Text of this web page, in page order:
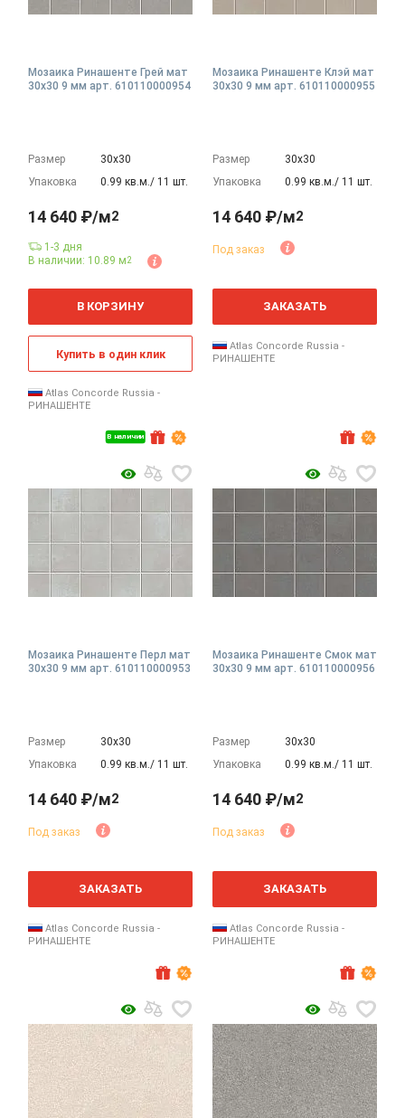
Мозаика Ринашенте Грей мат
30x30 9 мм арт. 610110000954
Размер
30х30
Упаковка
0.99 кв.м./ 11 шт.
В наличии
14 640 ₽/м2
1-3 дня
В наличии: 10.89 м2
м
В КОРЗИНУ
Купить в один клик
Atlas Concorde Russia -
РИНАШЕНТЕ
Мозаика Ринашенте Клэй мат
30x30 9 мм арт. 610110000955
Размер
30х30
Упаковка
0.99 кв.м./ 11 шт.
14 640 ₽/м2
Под заказ
м
ЗАКАЗАТЬ
Atlas Concorde Russia -
РИНАШЕНТЕ
Мозаика Ринашенте Перл мат
30x30 9 мм арт. 610110000953
Размер
30х30
Упаковка
0.99 кв.м./ 11 шт.
14 640 ₽/м2
Под заказ
м
ЗАКАЗАТЬ
Atlas Concorde Russia -
РИНАШЕНТЕ
Мозаика Ринашенте Смок мат
30x30 9 мм арт. 610110000956
Размер
30х30
Упаковка
0.99 кв.м./ 11 шт.
14 640 ₽/м2
Под заказ
м
ЗАКАЗАТЬ
Atlas Concorde Russia -
РИНАШЕНТЕ